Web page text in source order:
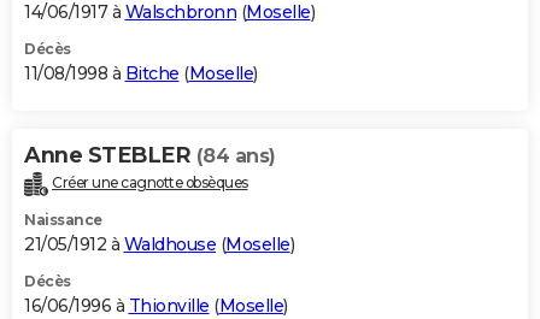
14/06/1917 à Walschbronn (Moselle)
Décès
11/08/1998 à Bitche (Moselle)
Anne STEBLER (84 ans)
Créer une cagnotte obsèques
Naissance
21/05/1912 à Waldhouse (Moselle)
Décès
16/06/1996 à Thionville (Moselle)